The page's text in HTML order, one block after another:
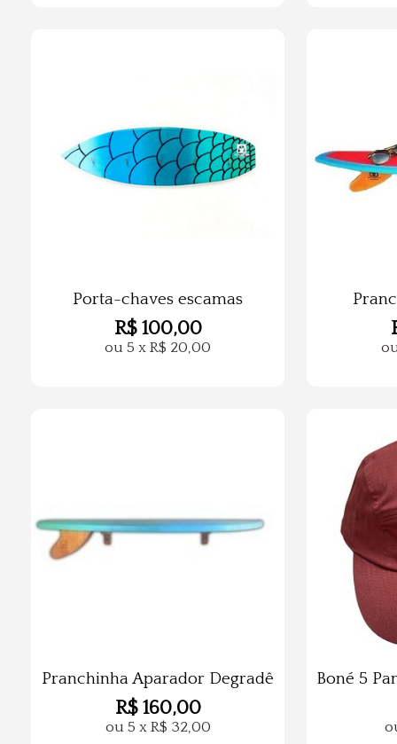
Porta-chaves escamas
R$ 100,00
ou 5 x R$ 20,00
Pranchinha Aparador Degradê
R$ 160,00
ou 5 x R$ 32,00
Boné 5